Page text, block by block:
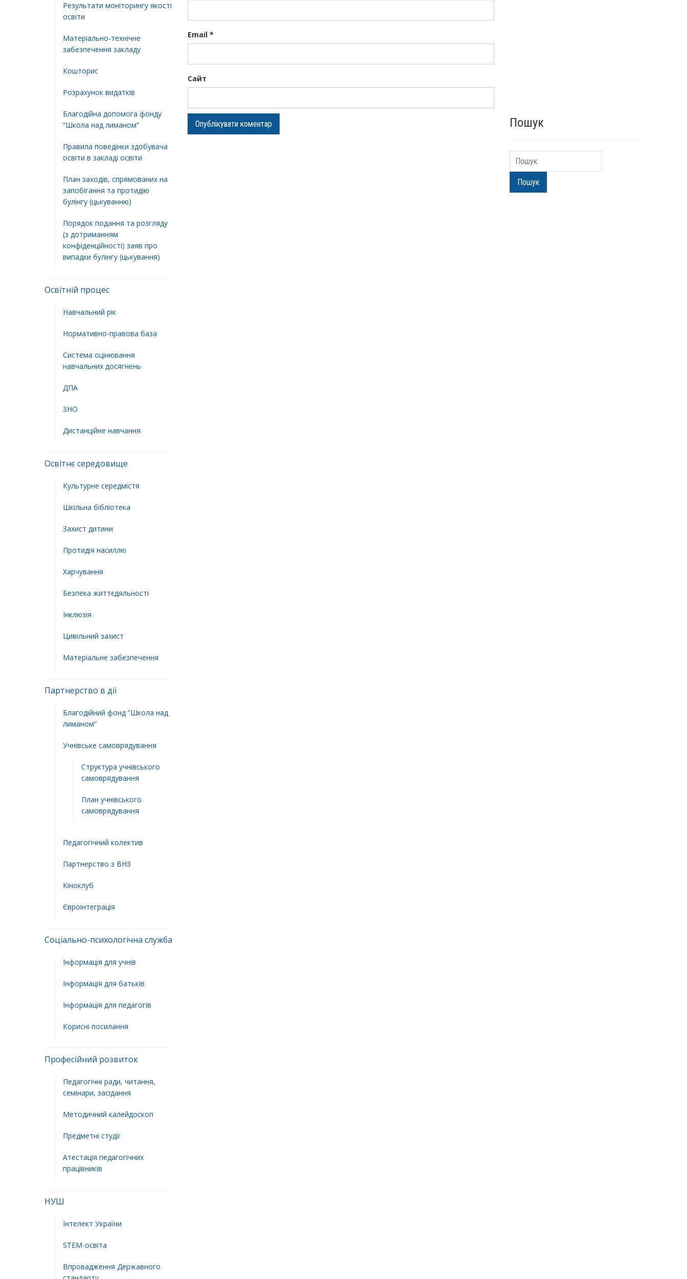
Результати моніторингу якості
освіти
Матеріально-технічне
забезпечення закладу
Кошторис
Розрахунок видатків
Благодійна допомога фонду
“Школа над лиманом”
Правила поведінки здобувача
освіти в закладі освіти
План заходів, спрямованих на
запобігання та протидію
булінгу (цькуванню)
Порядок подання та розгляду
(з дотриманням
конфіденційності) заяв про
випадки булінгу (цькування)
Освітній процес
Навчальний рік
Нормативно-правова база
Система оцінювання
навчальних досягнень
ДПА
ЗНО
Дистанційне навчання
Освітнє середовище
Культурне середмістя
Шкільна бібліотека
Захист дитини
Протидія насиллю
Харчування
Безпека життєдяльності
Інклюзія
Цивільний захист
Матеріальне забезпечення
Партнерство в дії
Благодійний фонд ”Школа над
лиманом”
Учнівське самоврядування
Структура учнiвського
самоврядування
План учнiвського
самоврядування
Педагогічний колектив
Партнерство з ВНЗ
Кіноклуб
Євроінтеграція
Соціально-психологічна служба
Інформація для учнів
Інформація для батьків
Інформація для педагогів
Корисні посилання
Професійний розвиток
Педагогічні ради, читання,
семінари, засідання
Методичний калейдоскоп
Предметні студії
Атестація педагогічних
працівників
НУШ
Інтелект України
STEM-освіта
Впровадження Державного
Email *
Сайт
Пошук
Пошук
Пошук